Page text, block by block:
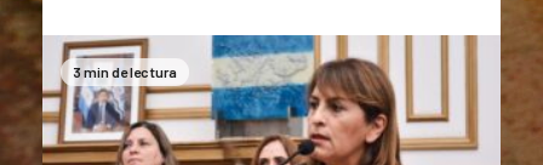
3 min de lectura